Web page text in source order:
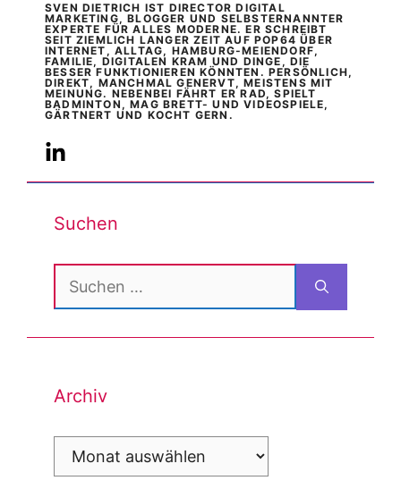
SVEN DIETRICH IST DIRECTOR DIGITAL
MARKETING, BLOGGER UND SELBSTERNANNTER
EXPERTE FÜR ALLES MODERNE. ER SCHREIBT
SEIT ZIEMLICH LANGER ZEIT AUF POP64 ÜBER
INTERNET, ALLTAG, HAMBURG-MEIENDORF,
FAMILIE, DIGITALEN KRAM UND DINGE, DIE
BESSER FUNKTIONIEREN KÖNNTEN. PERSÖNLICH,
DIREKT, MANCHMAL GENERVT, MEISTENS MIT
MEINUNG. NEBENBEI FÄHRT ER RAD, SPIELT
BADMINTON, MAG BRETT- UND VIDEOSPIELE,
GÄRTNERT UND KOCHT GERN.
Suchen
Suchen
nach:
Archiv
Archiv